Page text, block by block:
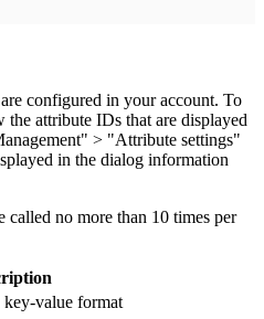
configured in your account. To
the attribute IDs that are displayed
> "Attribute settings"
in the dialog information
no more than 10 times per
value format